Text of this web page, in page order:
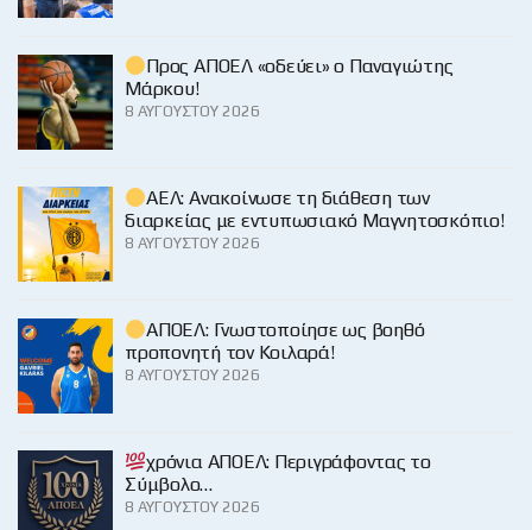
Προς ΑΠΟΕΛ «οδεύει» ο Παναγιώτης
Μάρκου!
8 ΑΥΓΟΎΣΤΟΥ 2026
ΑΕΛ: Ανακοίνωσε τη διάθεση των
διαρκείας με εντυπωσιακό Μαγνητοσκόπιο!
8 ΑΥΓΟΎΣΤΟΥ 2026
ΑΠΟΕΛ: Γνωστοποίησε ως βοηθό
προπονητή τον Κοιλαρά!
8 ΑΥΓΟΎΣΤΟΥ 2026
χρόνια ΑΠΟΕΛ: Περιγράφοντας το
Σύμβολο…
8 ΑΥΓΟΎΣΤΟΥ 2026